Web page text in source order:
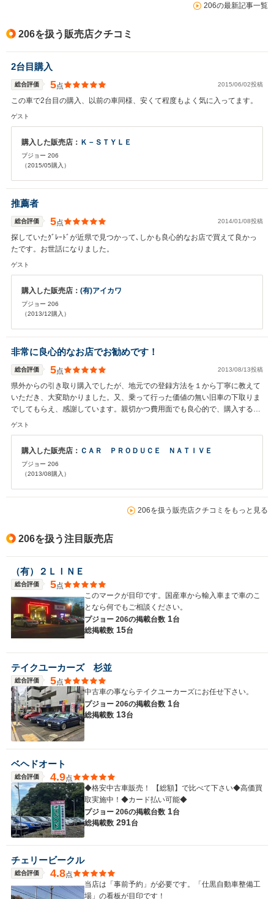
206の最新記事一覧
206を扱う販売店クチコミ
2台目購入
総合評価 5点 2015/06/02投稿
この車で2台目の購入、以前の車同様、安くて程度もよく気に入ってます。
ゲスト
購入した販売店： Ｋ－ＳＴＹＬＥ
プジョー 206
（2015/05購入）
推薦者
総合評価 5点 2014/01/08投稿
探していたｸﾞﾚｰﾄﾞが近県で見つかって､しかも良心的なお店で買えて良かっ
たです。お世話になりました。
ゲスト
購入した販売店： (有)アイカワ
プジョー 206
（2013/12購入）
非常に良心的なお店でお勧めです！
総合評価 5点 2013/08/13投稿
県外からの引き取り購入でしたが、地元での登録方法を１から丁寧に教えて
いただき、大変助かりました。又、乗って行った価値の無い旧車の下取りま
でしてもらえ、感謝しています。親切かつ費用面でも良心的で、購入する側
の立場に立って考えてくれる業者さんです！
ゲスト
購入した販売店： ＣＡＲ ＰＲＯＤＵＣＥ ＮＡＴＩＶＥ
プジョー 206
（2013/08購入）
206を扱う販売店クチコミをもっと見る
206を扱う注目販売店
（有）２ＬＩＮＥ
総合評価 5点
このマークが目印です。国産車から輸入車まで車のこ
となら何でもご相談ください。
プジョー 206の掲載台数 1台
総掲載数 15台
テイクユーカーズ 杉並
総合評価 5点
中古車の事ならテイクユーカーズにお任せ下さい。
プジョー 206の掲載台数 1台
総掲載数 13台
ベヘドオート
総合評価 4.9点
◆格安中古車販売！ 【総額】で比べて下さい◆高価買
取実施中！◆カード払い可能◆
プジョー 206の掲載台数 1台
総掲載数 291台
チェリービークル
総合評価 4.8点
当店は「事前予約」が必要です。「仕黒自動車整備工
場」の看板が目印です！